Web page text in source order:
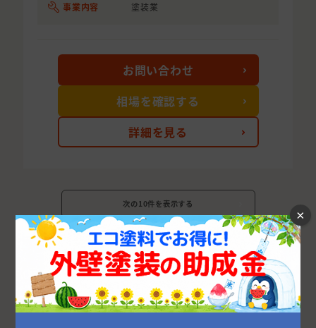
事業内容 塗装業
詳細を見る
お問い合わせ
相場を確認する
次の10件を表示する
青森県の市区町村から外壁塗装業者を探す
×